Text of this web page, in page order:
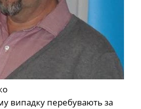
випадку перебувають за